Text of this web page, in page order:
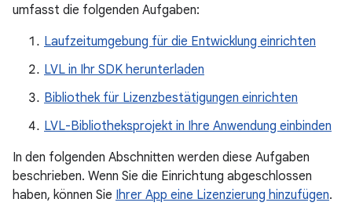
umfasst die folgenden Aufgaben:
Laufzeitumgebung für die Entwicklung einrichten
LVL in Ihr SDK herunterladen
Bibliothek für Lizenzbestätigungen einrichten
LVL-Bibliotheksprojekt in Ihre Anwendung einbinden
In den folgenden Abschnitten werden diese Aufgaben
beschrieben. Wenn Sie die Einrichtung abgeschlossen
haben, können Sie Ihrer App eine Lizenzierung hinzufügen.